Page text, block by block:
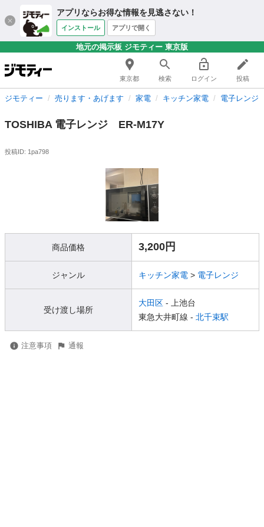
アプリならお得な情報を見逃さない！
インストール アプリで開く
地元の掲示板 ジモティー 東京版
東京都 検索 ログイン 投稿
ジモティー 売ります・あげます 家電 キッチン家電 電子レンジ
TOSHIBA 電子レンジ ER-M17Y
投稿ID: 1pa798
商品価格 3,200円
ジャンル キッチン家電 > 電子レンジ
受け渡し場所
大田区 - 上池台
東急大井町線 - 北千束駅
注意事項 通報